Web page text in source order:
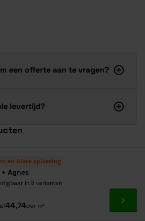
een offerte aan te vragen?
levertijd?
en-klare oplossing
+ Agnes
in 8 varianten
44,74per m² Ga